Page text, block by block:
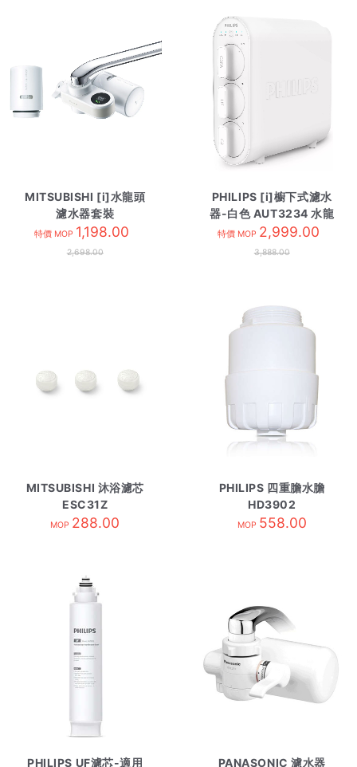
MITSUBISHI [i]水龍頭
濾水器套裝
EF102+EFC11
特價 MOP 1,198.00
2,698.00
PHILIPS [i]櫥下式濾水
器-白色 AUT3234 水龍
頭
特價 MOP 2,999.00
3,888.00
MITSUBISHI 沐浴濾芯
ESC31Z
MOP 288.00
PHILIPS 四重膽水膽
HD3902
MOP 558.00
PHILIPS UF濾芯-適用 PANASONIC 濾水器